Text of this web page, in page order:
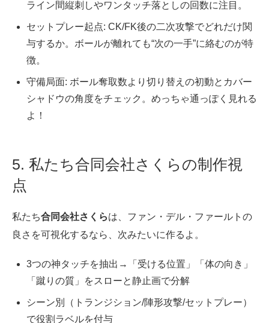
ライン間縦刺しやワンタッチ落としの回数に注目。
セットプレー起点: CK/FK後の二次攻撃でどれだけ関
与するか。ボールが離れても“次の一手”に絡むのが特
徴。
守備局面: ボール奪取数より切り替えの初動とカバー
シャドウの角度をチェック。めっちゃ通っぽく見れる
よ！
5. 私たち合同会社さくらの制作視
点
私たち合同会社さくらは、ファン・デル・ファールトの
良さを可視化するなら、次みたいに作るよ。
3つの神タッチを抽出→「受ける位置」「体の向き」
「蹴りの質」をスローと静止画で分解
シーン別（トランジション/陣形攻撃/セットプレー）
で役割ラベルを付与